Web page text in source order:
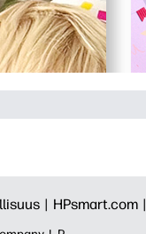
| HPsmart.com |